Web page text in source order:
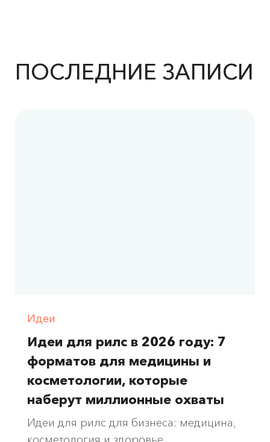
ПОСЛЕДНИЕ ЗАПИСИ
Идеи
Идеи для рилс в 2026 году: 7
форматов для медицины и
косметологии, которые
наберут миллионные охваты
Идеи для рилс для бизнеса: медицина,